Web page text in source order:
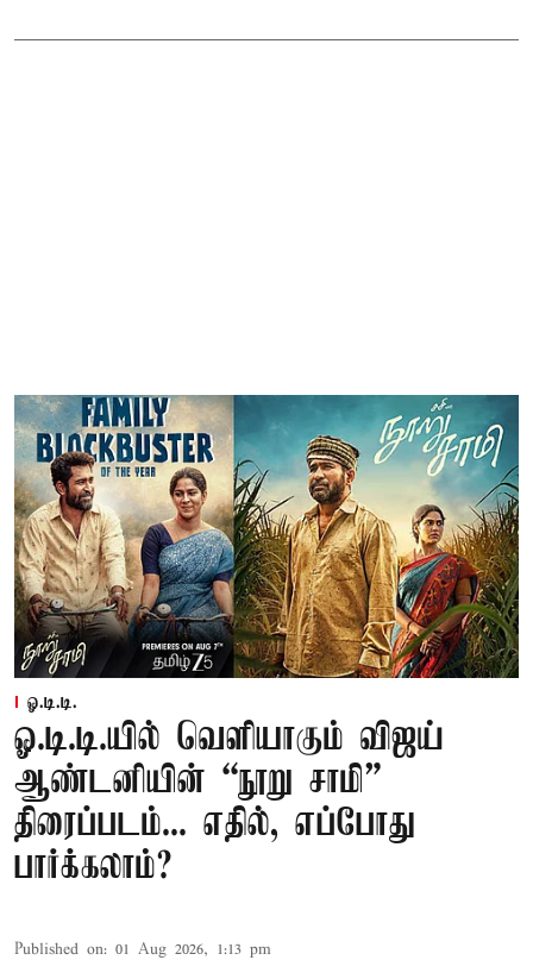
ஓ.டி.டி.
ஓ.டி.டி.யில் வெளியாகும் விஜய்
ஆண்டனியின் “நூறு சாமி”
திரைப்படம்... எதில், எப்போது
பார்க்கலாம்?
Published on: 01 Aug 2026, 1:13 pm